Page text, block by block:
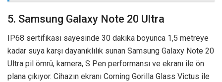
5. Samsung Galaxy Note 20 Ultra
IP68 sertifikası sayesinde 30 dakika boyunca 1,5 metreye
kadar suya karşı dayanıklılık sunan Samsung Galaxy Note 20
Ultra pil ömrü, kamera, S Pen performansı ve ekranı ile ön
plana çıkıyor. Cihazın ekranı Corning Gorilla Glass Victus ile